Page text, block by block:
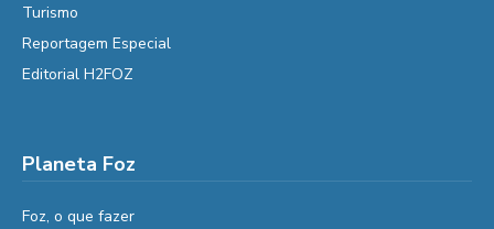
Turismo
Reportagem Especial
Editorial H2FOZ
Planeta Foz
Foz, o que fazer